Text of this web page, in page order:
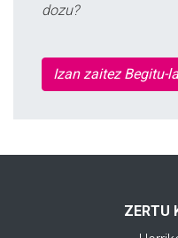
dozu?
Izan zaitez Begitu-
ZERTU